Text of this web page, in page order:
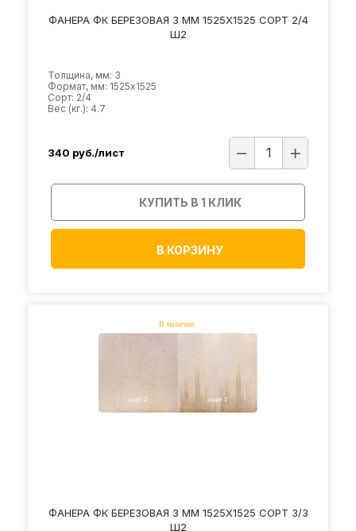
ФАНЕРА ФК БЕРЕЗОВАЯ 3 ММ 1525Х1525 СОРТ 2/4
Ш2
Толщина, мм: 3
Формат, мм: 1525х1525
Сорт: 2/4
Вес (кг.): 4.7
340 руб./лист
КУПИТЬ В 1 КЛИК
В КОРЗИНУ
ФАНЕРА ФК БЕРЕЗОВАЯ 3 ММ 1525Х1525 СОРТ 3/3
Ш2